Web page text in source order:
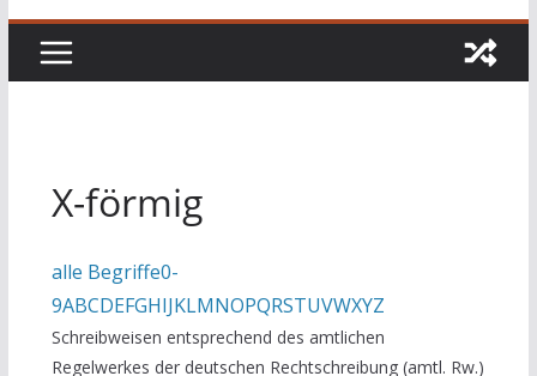
X-förmig
alle Begriffe0-
9ABCDEFGHIJKLMNOPQRSTUVWXYZ
Schreibweisen entsprechend des amtlichen
Regelwerkes der deutschen Rechtschreibung (amtl. Rw.)